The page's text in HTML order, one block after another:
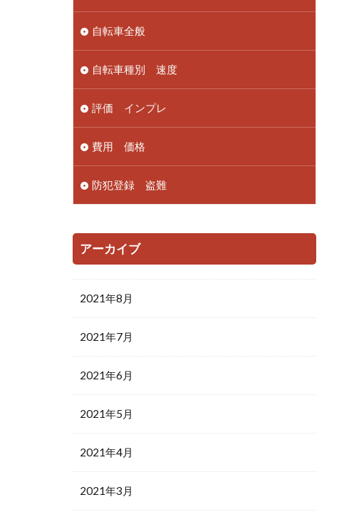
自転車全般
自転車種別 速度
評価 インプレ
費用 価格
防犯登録 盗難
アーカイブ
2021年8月
2021年7月
2021年6月
2021年5月
2021年4月
2021年3月